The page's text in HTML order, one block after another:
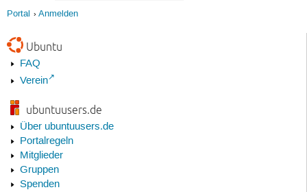
Portal Anmelden
Ubuntu
FAQ
Verein
ubuntuusers.de
Über ubuntuusers.de
Portalregeln
Mitglieder
Gruppen
Spenden